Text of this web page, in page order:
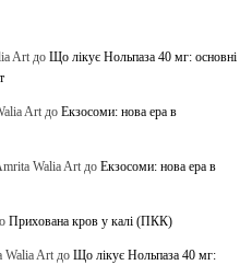
Art до Що лікує Нольпаза 40 мг: основні
Art до Екзосоми: нова ера в
Walia Art до Екзосоми: нова ера в
Прихована кров у калі (ПКК)
Walia Art до Що лікує Нольпаза 40 мг: